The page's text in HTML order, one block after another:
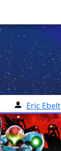
Eric Ebelt